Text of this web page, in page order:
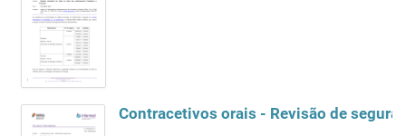
Contracetivos orais - Revisão de